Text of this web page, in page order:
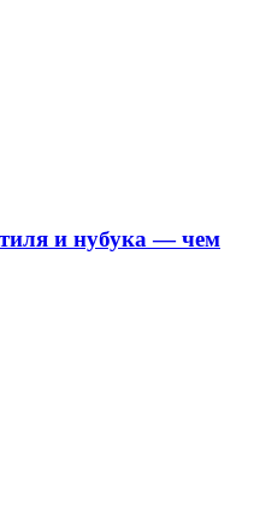
и нубука — чем